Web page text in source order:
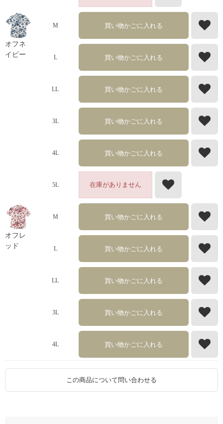
オフネ
イビー
M 買い物かごに入れる
L 買い物かごに入れる
LL 買い物かごに入れる
3L 買い物かごに入れる
4L 買い物かごに入れる
5L 在庫がありません
オフレ
ッド
M 買い物かごに入れる
L 買い物かごに入れる
LL 買い物かごに入れる
3L 買い物かごに入れる
4L 買い物かごに入れる
この商品について問い合わせる